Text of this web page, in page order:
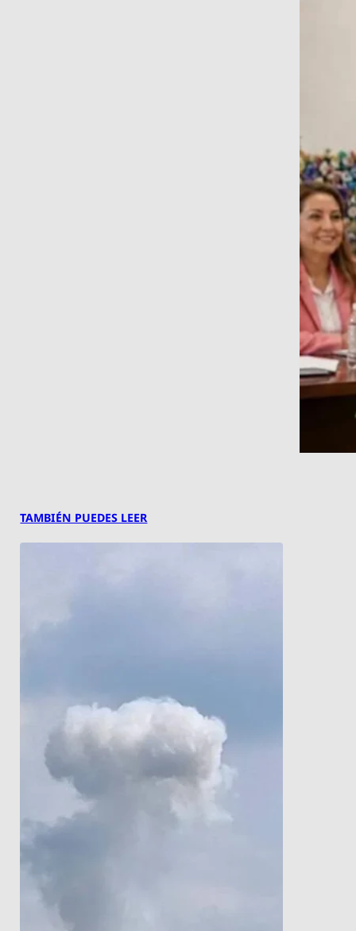
TAMBIÉN PUEDES LEER